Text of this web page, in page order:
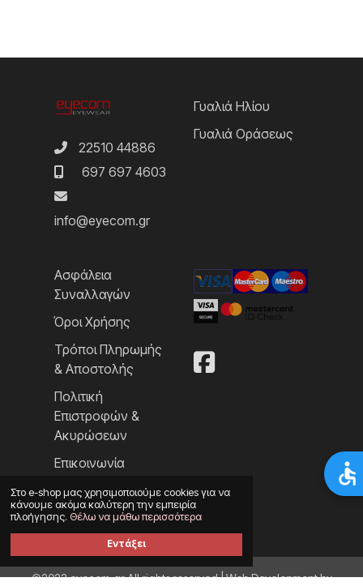
Στο e-shop μας χρησιμοποιούμε cookies για να
κάνουμε ακόμα καλύτερη την εμπειρία
πλοήγησης. Θέλω να μάθω περισσότερα
Εντάξει
22510 44886
697 697 4603
info@eyecom.gr
Γυαλιά Ηλίου
Γυαλιά Οράσεως
Ασφάλεια
Συναλλαγών
Όροι Χρήσης
Τρόποι Πληρωμής
& Αποστολής
Πολιτική
Επιστροφών &
Ακυρώσεων
Επικοινωνία
©2023 eyecom.gr All rights reserved | Web Development by